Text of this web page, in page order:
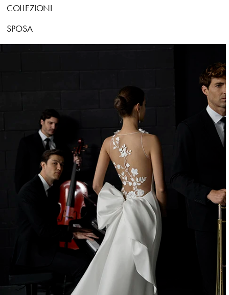
COLLEZIONI
SPOSA